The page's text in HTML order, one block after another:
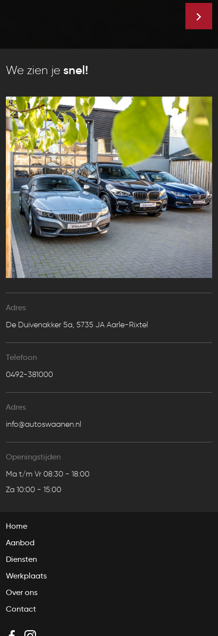
We zien je snel!
Adres
De Duivenakker 5a, 5735 JA Aarle-Rixtel
Telefoon
0492-381000
Adres
info@autoswaanen.nl
Openingstijden
Ma t/m Vr 08:30 - 18:00
Za 10:00 - 15:00
Home
Aanbod
Diensten
Werkplaats
Over ons
Contact